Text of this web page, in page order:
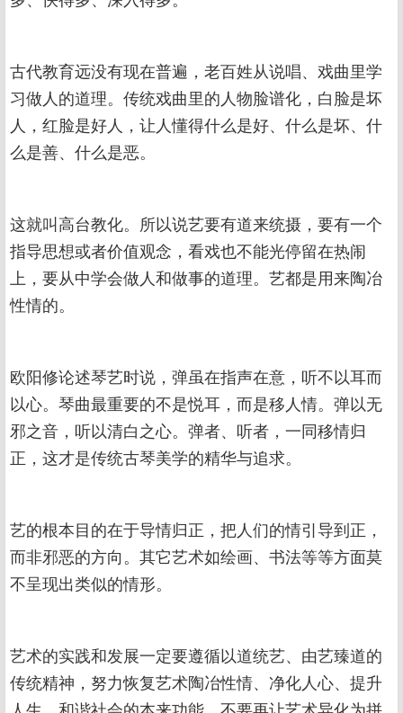
古代教育远没有现在普遍，老百姓从说唱、戏曲里学
习做人的道理。传统戏曲里的人物脸谱化，白脸是坏
人，红脸是好人，让人懂得什么是好、什么是坏、什
么是善、什么是恶。
这就叫高台教化。所以说艺要有道来统摄，要有一个
指导思想或者价值观念，看戏也不能光停留在热闹
上，要从中学会做人和做事的道理。艺都是用来陶冶
性情的。
欧阳修论述琴艺时说，弹虽在指声在意，听不以耳而
以心。琴曲最重要的不是悦耳，而是移人情。弹以无
邪之音，听以清白之心。弹者、听者，一同移情归
正，这才是传统古琴美学的精华与追求。
艺的根本目的在于导情归正，把人们的情引导到正，
而非邪恶的方向。其它艺术如绘画、书法等等方面莫
不呈现出类似的情形。
艺术的实践和发展一定要遵循以道统艺、由艺臻道的
传统精神，努力恢复艺术陶冶性情、净化人心、提升
人生、和谐社会的本来功能，不要再让艺术异化为拼